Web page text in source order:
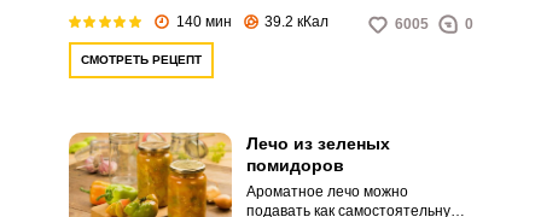
шинкуются, заправляются
140 мин 39.2 кКал 6005 0
СМОТРЕТЬ РЕЦЕПТ
Лечо из зеленых
помидоров
Ароматное лечо можно
подавать как самостоятельную